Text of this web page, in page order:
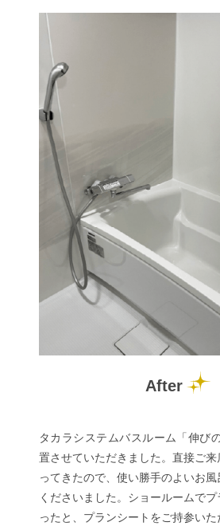
After
タカラシステムバスルーム「伸び
置させていただきました。直接ご
ってきたので、使い勝手のよいお
くださいました。ショールームで
ったと、プランシートをご持参い